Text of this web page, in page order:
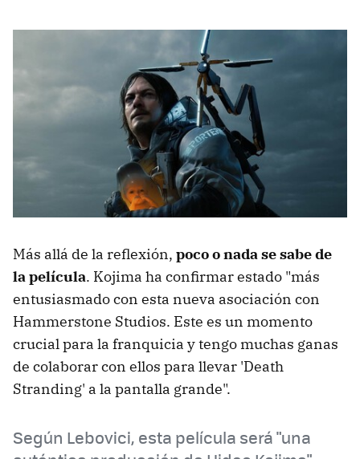
Más allá de la reflexión, poco o nada se sabe de
la película. Kojima ha confirmar estado "más
entusiasmado con esta nueva asociación con
Hammerstone Studios. Este es un momento
crucial para la franquicia y tengo muchas ganas
de colaborar con ellos para llevar 'Death
Stranding' a la pantalla grande".
Según Lebovici, esta película será "una